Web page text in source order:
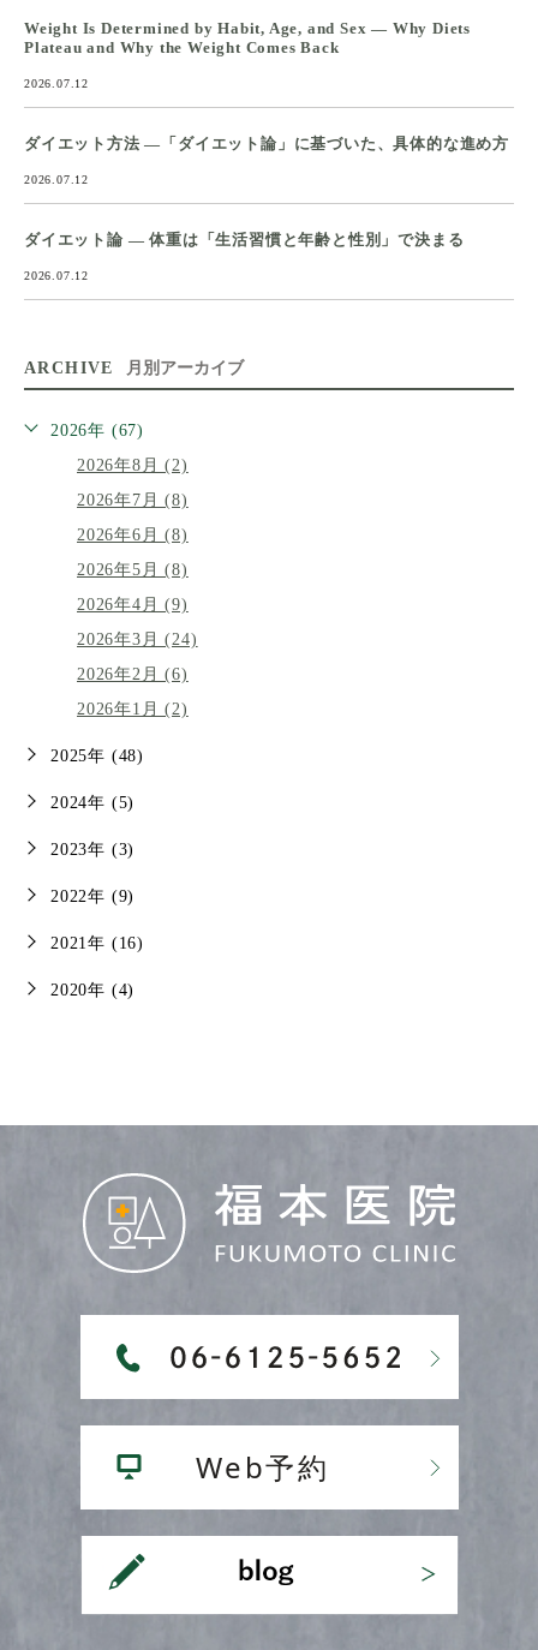
Weight Is Determined by Habit, Age, and Sex — Why Diets
Plateau and Why the Weight Comes Back
2026.07.12
ダイエット方法 ―「ダイエット論」に基づいた、具体的な進め方
2026.07.12
ダイエット論 ― 体重は「生活習慣と年齢と性別」で決まる
2026.07.12
ARCHIVE 月別アーカイブ
2026年 (67)
2026年8月 (2)
2026年7月 (8)
2026年6月 (8)
2026年5月 (8)
2026年4月 (9)
2026年3月 (24)
2026年2月 (6)
2026年1月 (2)
2025年 (48)
2024年 (5)
2023年 (3)
2022年 (9)
2021年 (16)
2020年 (4)